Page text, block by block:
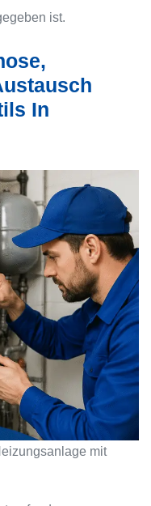
ist.
In
mit